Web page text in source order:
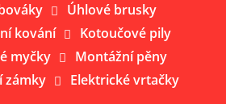
Úhlové brusky
kování
Kotoučové pily
myčky
Montážní pěny
zámky
Elektrické vrtačky